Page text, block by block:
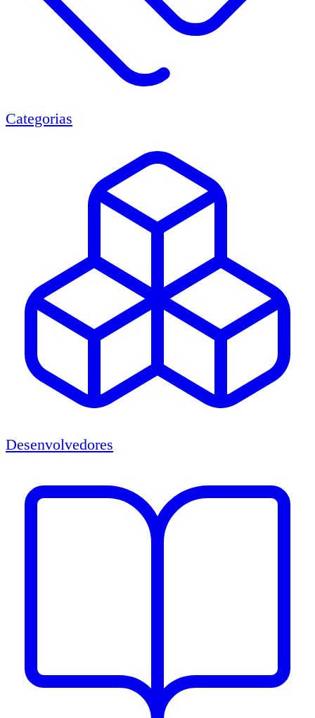
Categorias
Desenvolvedores